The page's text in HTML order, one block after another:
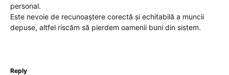
personal.
Este nevoie de recunoaștere corectă și echitabilă a muncii
depuse, altfel riscăm să pierdem oamenii buni din sistem.
Reply